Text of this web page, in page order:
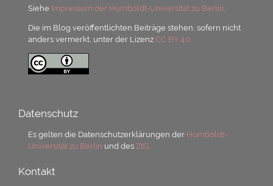
Siehe Impressum der Humboldt-Universität zu Berlin
Die im Blog veröffentlichten Beiträge stehen, sofern nicht
anders vermerkt, unter der LizenzCC BY 4.0.
Datenschutz
Es gelten die Datenschutzerklärungen der Humboldt-
Universität zu Berlin und desZtG.
Kontakt